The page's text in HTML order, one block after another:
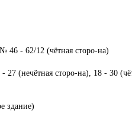
- 62/12 (чётная сторо-на)
(нечётная сторо-на), 18 - 30
здание)